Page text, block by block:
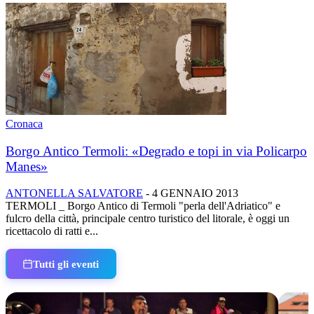
Cronaca
Borgo Antico Termoli: «Degrado e topi in via Policarpo
Manes»
ANTONELLA SALVATORE - 4 GENNAIO 2013
TERMOLI _ Borgo Antico di Termoli "perla dell'Adriatico" e
fulcro della città, principale centro turistico del litorale, è oggi un
ricettacolo di ratti e...
Tutti gli eventi